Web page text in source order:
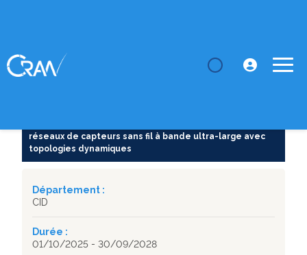
LE CRAN Thèses
réseaux de...
réseaux de capteurs sans fil à bande ultra-large avec
topologies dynamiques
Département :
CID
Durée :
01/10/2025 - 30/09/2028